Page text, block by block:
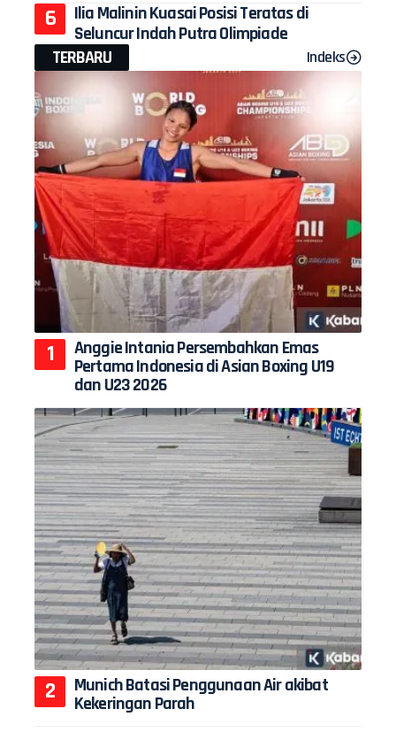
Ilia Malinin Kuasai Posisi Teratas di
Seluncur Indah Putra Olimpiade
TERBARU
Indeks
Anggie Intania Persembahkan Emas
Pertama Indonesia di Asian Boxing U19
dan U23 2026
Munich Batasi Penggunaan Air akibat
Kekeringan Parah